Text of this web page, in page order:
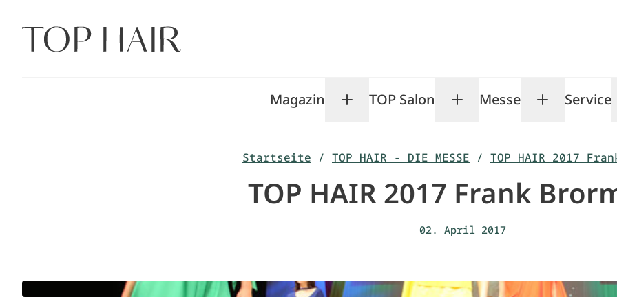
Inhalt
springen
Magazin Toggle Magazin submenu
TOP Salon Toggle TOP Salon
Messe ToggleService
Startseite / TOP HAIR - DIE MESSE / TOP HAIR 2017
TOP HAIR 2017 Frank
02. April 2017